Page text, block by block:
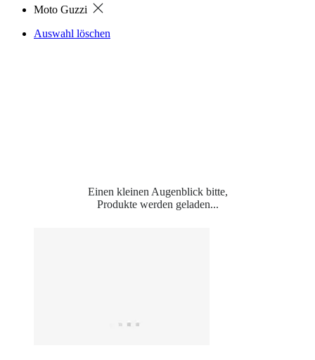
Moto Guzzi
Auswahl löschen
Einen kleinen Augenblick bitte,
Produkte werden geladen...